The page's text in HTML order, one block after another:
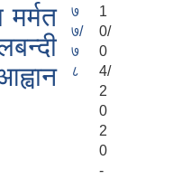
७
७/
७
८
1
0/
0
4/
2
0
2
0
-